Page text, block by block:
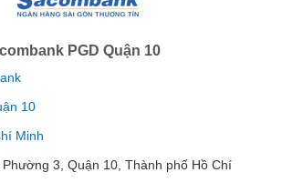
PGD Quận 10
10
Minh
3, Quận 10, Thành phố Hồ Chí